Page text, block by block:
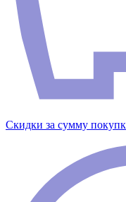
Скидки за сумму